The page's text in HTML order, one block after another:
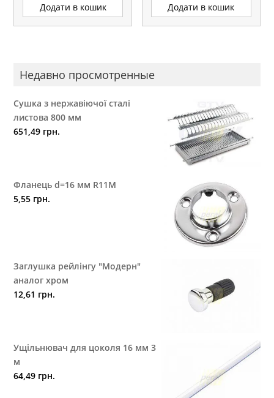
Додати в кошик Додати в кошик
Недавно просмотренные
Сушка з нержавіючої сталі
листова 800 мм
651,49 грн.
Фланець d=16 мм R11M
5,55 грн.
Заглушка рейлінгу "Модерн"
аналог хром
12,61 грн.
Ущільнювач для цоколя 16 мм 3
м
64,49 грн.